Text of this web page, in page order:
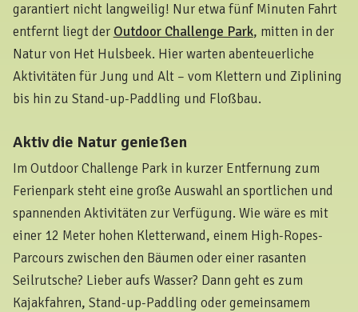
garantiert nicht langweilig! Nur etwa fünf Minuten Fahrt
entfernt liegt der Outdoor Challenge Park, mitten in der
Natur von Het Hulsbeek. Hier warten abenteuerliche
Aktivitäten für Jung und Alt – vom Klettern und Ziplining
bis hin zu Stand-up-Paddling und Floßbau.
Aktiv die Natur genießen
Im Outdoor Challenge Park in kurzer Entfernung zum
Ferienpark steht eine große Auswahl an sportlichen und
spannenden Aktivitäten zur Verfügung. Wie wäre es mit
einer 12 Meter hohen Kletterwand, einem High-Ropes-
Parcours zwischen den Bäumen oder einer rasanten
Seilrutsche? Lieber aufs Wasser? Dann geht es zum
Kajakfahren, Stand-up-Paddling oder gemeinsamem